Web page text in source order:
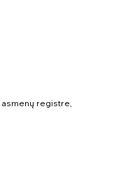
registre,